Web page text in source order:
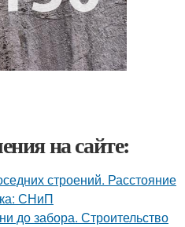
на сайте:
строений. Расстояние
СНиП
до забора. Строительство